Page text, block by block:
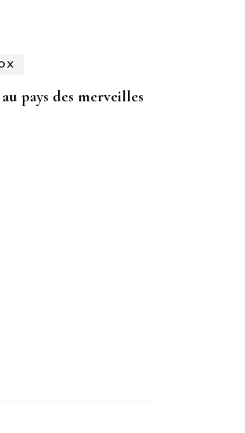
pays des merveilles